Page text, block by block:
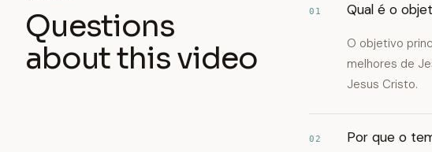
Questions
about this video
01 Qual é o
O objetivo
melhores de
Jesus Cristo.
02 Por que o